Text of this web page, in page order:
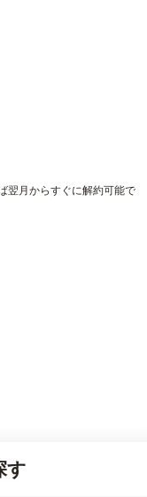
翌月からすぐに解約可能で
す